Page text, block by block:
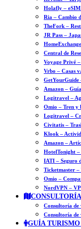
Holafly –
Ria – Cambio
TheFork –
JR Pass –
Central de
Voyage Privé
Vrbo – Casas
GetYourGuide
Amazon –
Logitravel –
Omio – Tren y
Logitravel –
Civitatis –
Klook –
Amazon –
HotelTonight
IATI – Seguro
Ticketmaster –
Omio –
NordVPN –
CONSULTORÍA
Consultoría de
Consultoría
GUÍA